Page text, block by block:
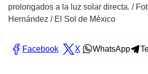
prolongados a la luz solar directa. /
Hernández / El Sol de México
Facebook X WhatsApp